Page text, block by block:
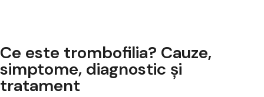
Ce este trombofilia? Cauze,
simptome, diagnostic și
tratament